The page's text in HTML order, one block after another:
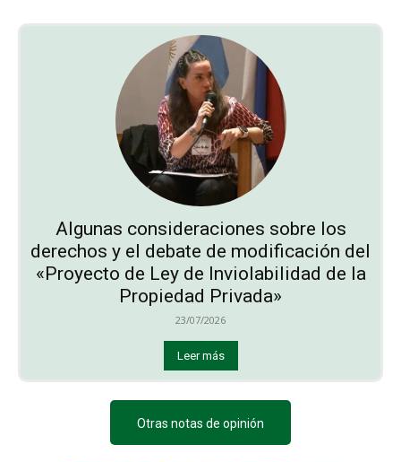
Algunas consideraciones sobre los
derechos y el debate de modificación del
«Proyecto de Ley de Inviolabilidad de la
Propiedad Privada»
23/07/2026
Leer más
Otras notas de opinión